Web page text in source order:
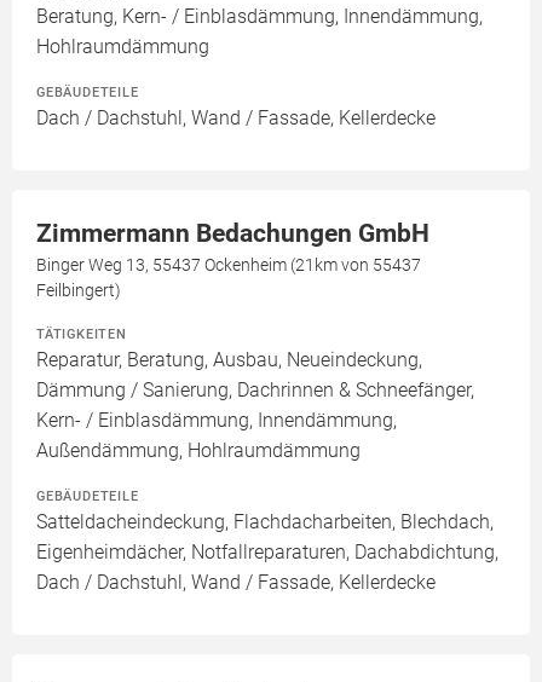
Beratung, Kern- / Einblasdämmung, Innendämmung,
Hohlraumdämmung
GEBÄUDETEILE
Dach / Dachstuhl, Wand / Fassade, Kellerdecke
Zimmermann Bedachungen GmbH
Binger Weg 13, 55437 Ockenheim (21km von 55437
Feilbingert)
TÄTIGKEITEN
Reparatur, Beratung, Ausbau, Neueindeckung,
Dämmung / Sanierung, Dachrinnen & Schneefänger,
Kern- / Einblasdämmung, Innendämmung,
Außendämmung, Hohlraumdämmung
GEBÄUDETEILE
Satteldacheindeckung, Flachdacharbeiten, Blechdach,
Eigenheimdächer, Notfallreparaturen, Dachabdichtung,
Dach / Dachstuhl, Wand / Fassade, Kellerdecke